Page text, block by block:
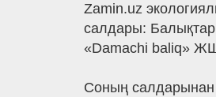
Zamin.uz
салдары: Балықтар
«Damachi baliq»
Соның салдарынан